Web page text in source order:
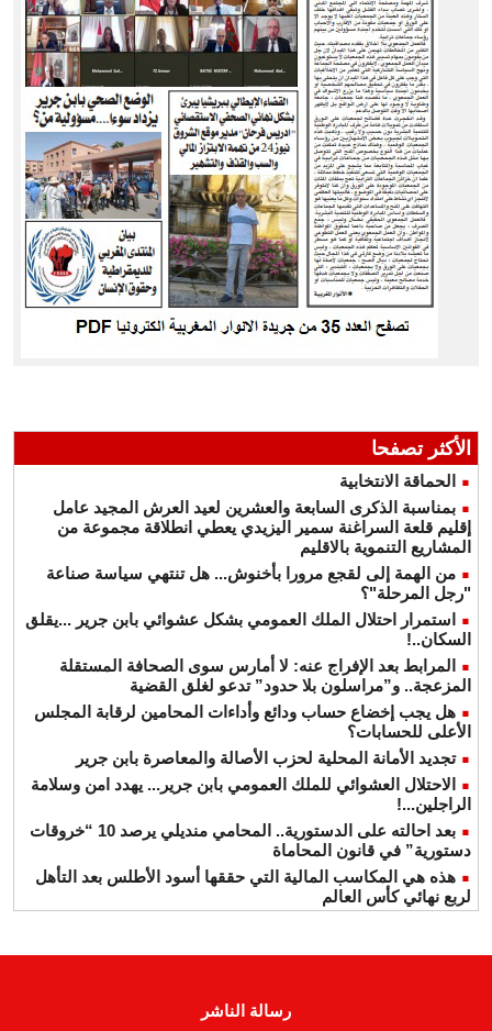
الأكثر تصفحا
الحماقة الانتخابية
بمناسبة الذكرى السابعة والعشرين لعيد العرش المجيد عامل
إقليم قلعة السراغنة سمير اليزيدي يعطي انطلاقة مجموعة من
المشاريع التنموية بالاقليم
من الهمة إلى لقجع مرورا بأخنوش... هل تنتهي سياسة صناعة
"رجل المرحلة"؟
استمرار احتلال الملك العمومي بشكل عشوائي بابن جرير ...يقلق
السكان..!
المرابط بعد الإفراج عنه: لا أمارس سوى الصحافة المستقلة
المزعجة.. و”مراسلون بلا حدود” تدعو لغلق القضية
هل يجب إخضاع حساب ودائع وأداءات المحامين لرقابة المجلس
الأعلى للحسابات؟
تجديد الأمانة المحلية لحزب الأصالة والمعاصرة بابن جرير
الاحتلال العشوائي للملك العمومي بابن جرير... يهدد امن وسلامة
الراجلين...!
بعد احالته على الدستورية.. المحامي منديلي يرصد 10 “خروقات
دستورية” في قانون المحاماة
هذه هي المكاسب المالية التي حققها أسود الأطلس بعد التأهل
لربع نهائي كأس العالم
رسالة الناشر